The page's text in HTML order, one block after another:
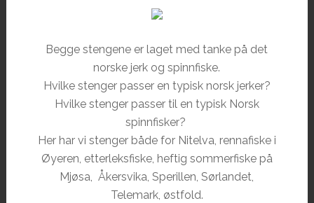
Begge stengene er laget med tanke på det
norske jerk og spinnfiske.
Hvilke stenger passer en typisk norsk jerker?
Hvilke stenger passer til en typisk Norsk
spinnfisker?
Her har vi stenger både for Nitelva, rennafiske i
Øyeren, etterleksfiske, heftig sommerfiske på
Mjøsa, Åkersvika, Sperillen, Sørlandet,
Telemark, østfold.